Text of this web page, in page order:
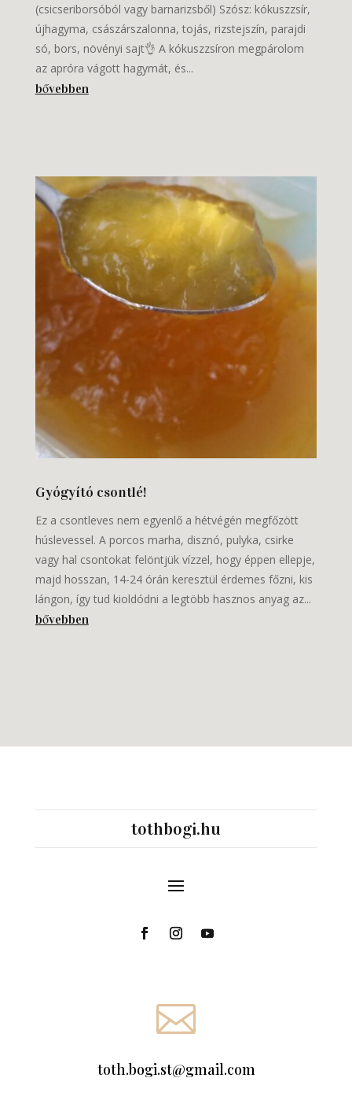
(csicseriborsóból vagy barnarizsből) Szósz: kókuszzsír,
újhagyma, császárszalonna, tojás, rizstejszín, parajdi
só, bors, növényi sajt👌 A kókuszzsíron megpárolom
az apróra vágott hagymát, és...
bővebben
Gyógyító csontlé!
Ez a csontleves nem egyenlő a hétvégén megfőzött
húslevessel. A porcos marha, disznó, pulyka, csirke
vagy hal csontokat felöntjük vízzel, hogy éppen ellepje,
majd hosszan, 14-24 órán keresztül érdemes főzni, kis
lángon, így tud kioldódni a legtöbb hasznos anyag az...
bővebben
tothbogi.hu

toth.bogi.st@gmail.com